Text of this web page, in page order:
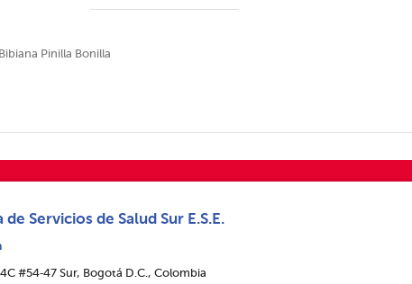
Pinilla Bonilla
Servicios de Salud Sur E.S.E.
#54‑47 Sur, Bogotá D.C., Colombia